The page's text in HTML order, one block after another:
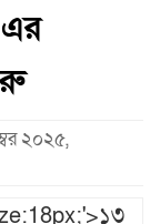
২০২৫,